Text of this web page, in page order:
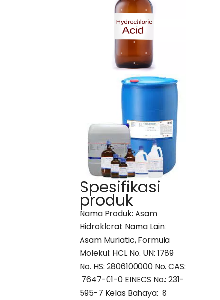
Spesifikasi
produk
Nama Produk: Asam
Hidroklorat Nama Lain:
Asam Muriatic, Formula
Molekul: HCL No. UN: 1789
No. HS: 2806100000 No. CAS:
7647-01-0 EINECS No.: 231-
595-7 Kelas Bahaya: 8